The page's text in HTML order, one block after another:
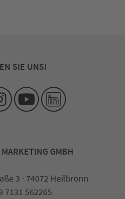
SIE UNS!
GMBH
3 · 74072 Heilbronn
7131 562265